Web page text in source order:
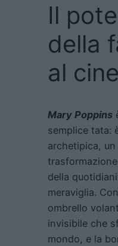
Il
della
al
Mary Poppins
semplice tata:
archetipica,
della
meraviglia.
ombrello
invisibile che
mondo, e la